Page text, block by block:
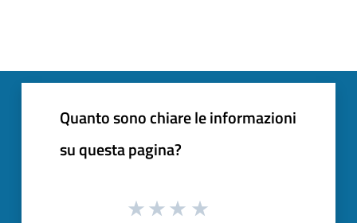
Quanto sono chiare le informazioni
su questa pagina?